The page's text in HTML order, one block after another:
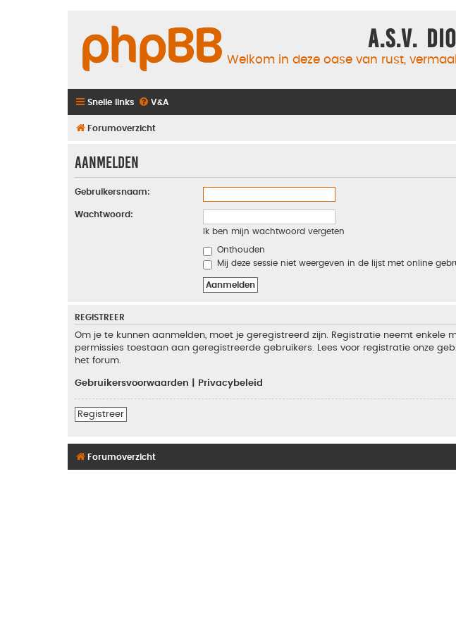
A.S.V.
Welkom in deze oase van rust,
Snelle links V&A
Forumoverzicht
Aanmelden
Gebruikersnaam:
Wachtwoord:
Ik ben mijn wachtwoord vergeten
Onthouden
Mij deze sessie niet weergeven in de lijst met online
REGISTREER
Om je te kunnen aanmelden, moet je geregistreerd zijn. Registratie neemt
permissies toestaan aan geregistreerde gebruikers. Lees voor registratie onze
het forum.
Gebruikersvoorwaarden Privacybeleid
Registreer
Forumoverzicht